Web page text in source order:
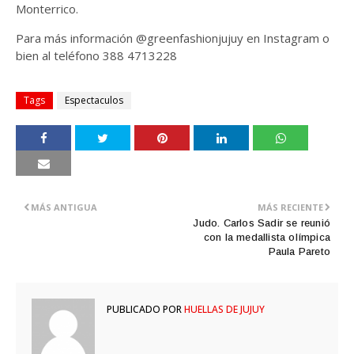
Monterrico.
Para más información @greenfashionjujuy en Instagram o
bien al teléfono 388 4713228
Tags Espectaculos
MÁS RECIENTE
Judo. Carlos Sadir se reunió
con la medallista olímpica
Paula Pareto
MÁS ANTIGUA
PUBLICADO PORHUELLAS DE JUJUY